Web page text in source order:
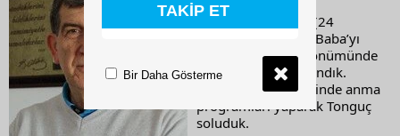
Geçen hafta içinde (24
Haziranda) Tonguç Baba’yı
ölümünün 66. yıldönümünde
özlem ve saygıyla andık.
Yurdun pek çok yerinde anma
programları yaparak Tonguç
soluduk.
TAKİP ET
Bir Daha Gösterme